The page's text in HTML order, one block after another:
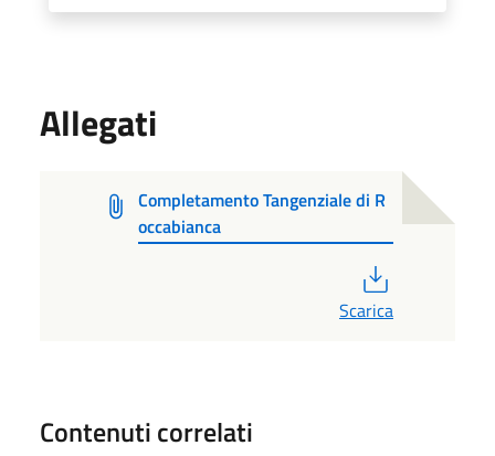
Allegati
Completamento Tangenziale di R
occabianca
Scarica
Contenuti correlati